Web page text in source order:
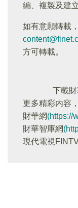
編、複製及建
如有意願轉載
方可轉載。
下載
更多精彩内容
財華網(https://
財華智庫網
現代電視